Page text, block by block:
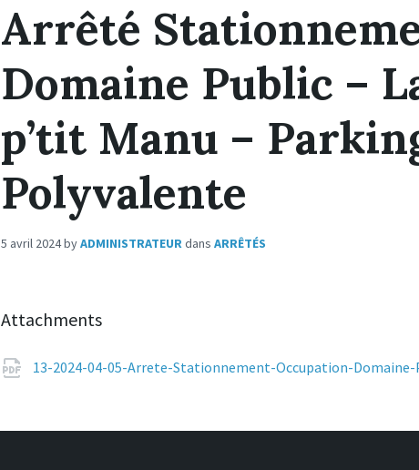
Arrêté
Domaine Public –
p’tit Manu –
Polyvalente
5 avril 2024byADMINISTRATEURdansARRÊTÉS
Attachments
13-2024-04-05-Arrete-Stationnement-Occupation-